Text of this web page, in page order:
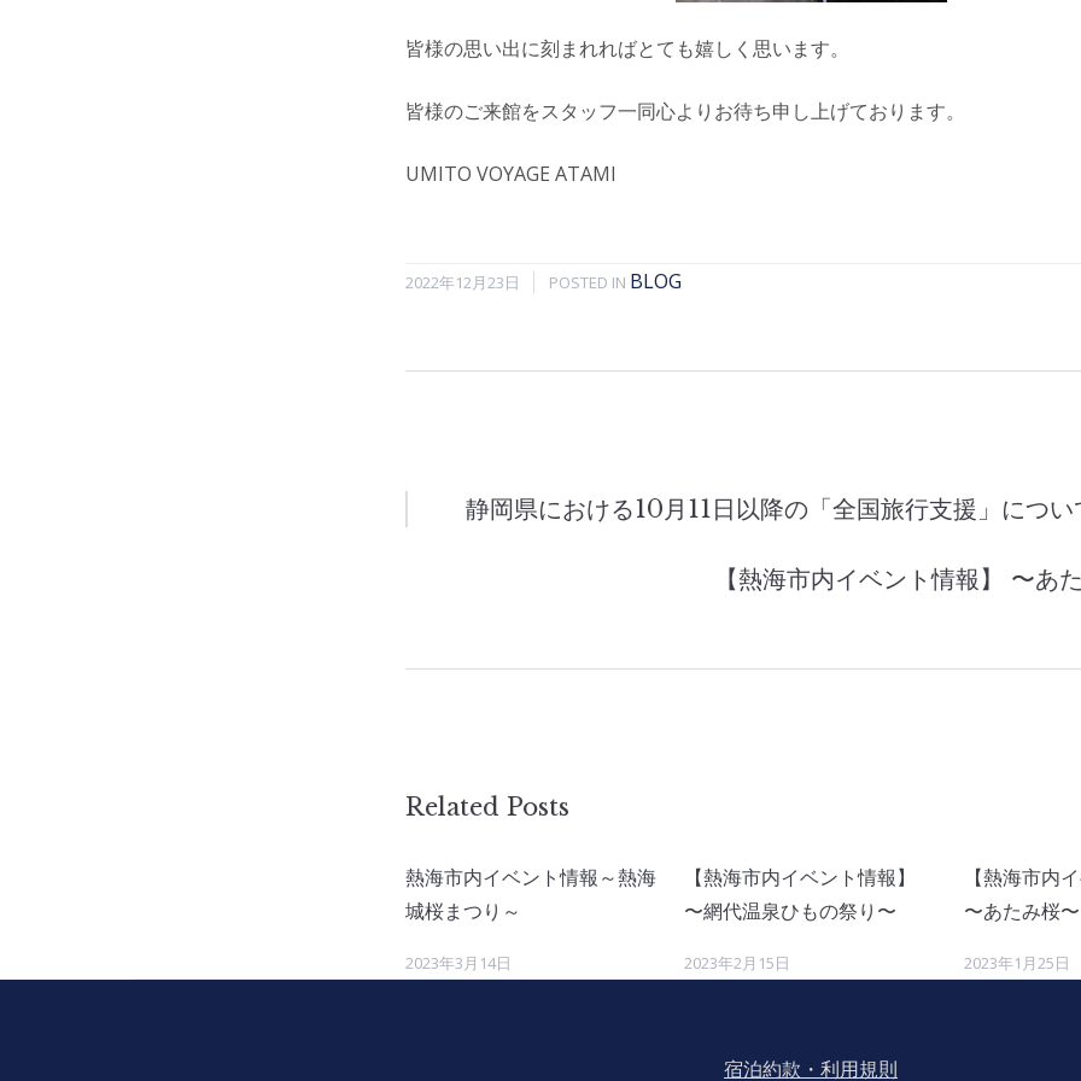
皆様の思い出に刻まれればとても嬉しく思います。
皆様のご来館をスタッフ一同心よりお待ち申し上げております。
UMITO VOYAGE ATAMI
2022年12月23日 POSTED IN BLOG
静岡県における10月11日以降の「全国旅行支援」につい
【熱海市内イベント情報】 〜あ
Related Posts
熱海市内イベント情報～熱海
城桜まつり～
2023年3月14日
【熱海市内イベント情報】
〜網代温泉ひもの祭り〜
2023年2月15日
【熱海市内
〜あたみ桜〜
2023年1月25日
宿泊約款・利用規則